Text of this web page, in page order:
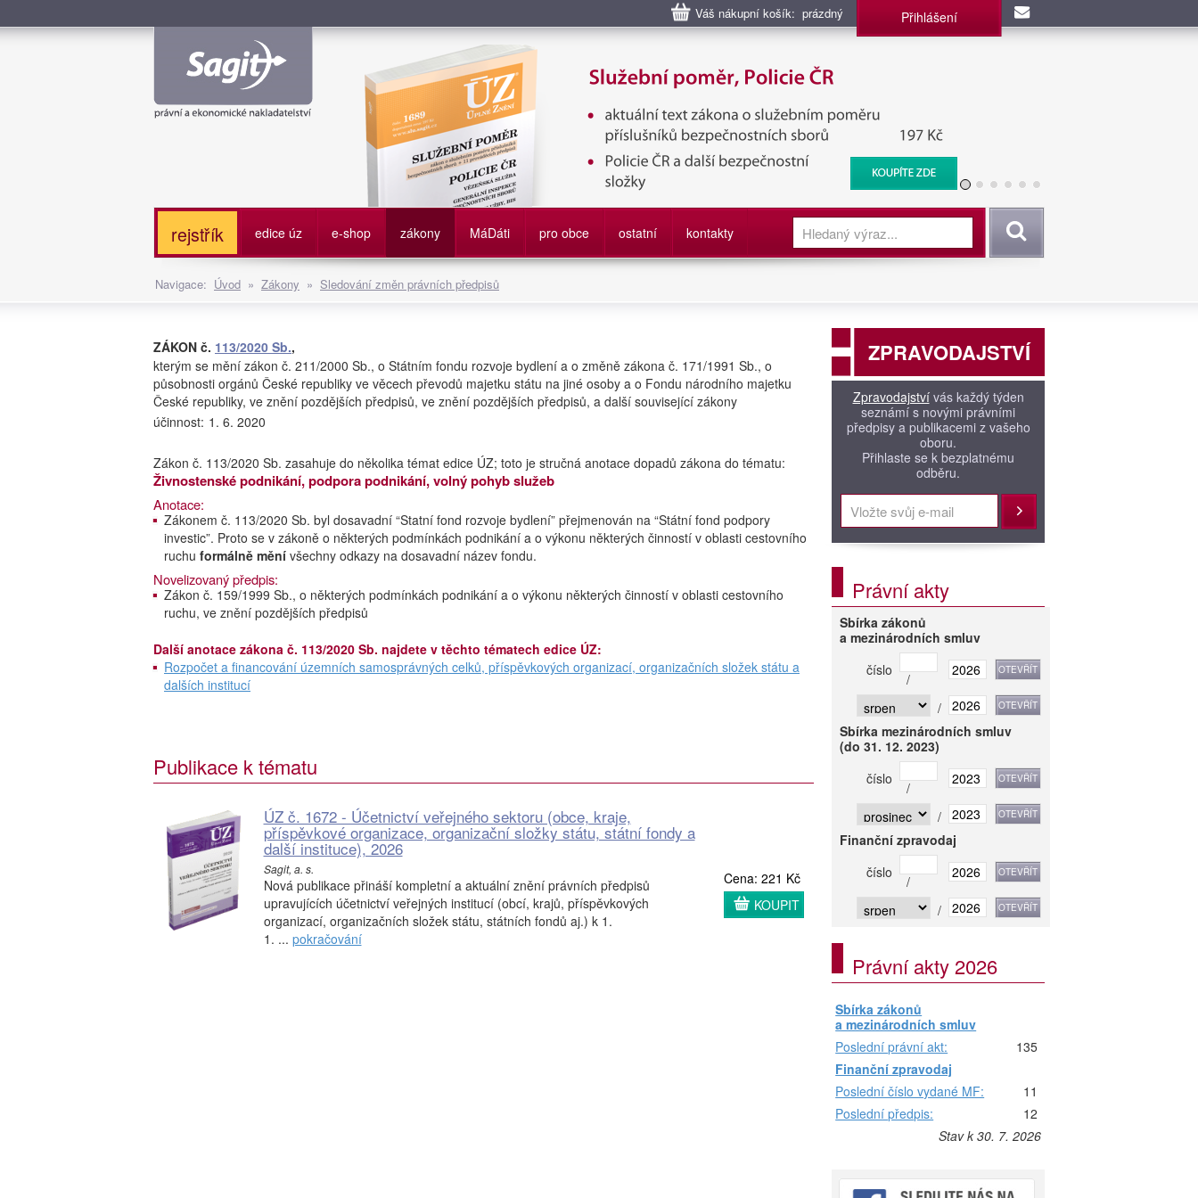
Váš nákupní košík: prázdný Přihlášení
Služební poměr příslušníků bezpečnostních sborů, Policie ČR, Vězeňská služba, BIS, Zpravodajské
služby
rejstřík edice úz e-shop zákony MáDáti pro obce ostatní kontakty Vyhledat
Navigace: Úvod » Zákony » Sledování změn právních předpisů
ZÁKON č. 113/2020 Sb.,
kterým se mění zákon č. 211/2000 Sb., o Státním fondu rozvoje bydlení a o změně zákona č. 171/1991 Sb., o
působnosti orgánů České republiky ve věcech převodů majetku státu na jiné osoby a o Fondu národního majetku
České republiky, ve znění pozdějších předpisů, ve znění pozdějších předpisů, a další související zákony
účinnost: 1. 6. 2020
Zákon č. 113/2020 Sb. zasahuje do několika témat edice ÚZ; toto je stručná anotace dopadů zákona do tématu:
Živnostenské podnikání, podpora podnikání, volný pohyb služeb
Anotace:
Zákonem č. 113/2020 Sb. byl dosavadní “Statní fond rozvoje bydlení” přejmenován na “Státní fond podpory
investic”. Proto se v zákoně o některých podmínkách podnikání a o výkonu některých činností v oblasti cestovního
ruchu formálně mění všechny odkazy na dosavadní název fondu.
Novelizovaný předpis:
Zákon č. 159/1999 Sb., o některých podmínkách podnikání a o výkonu některých činností v oblasti cestovního
ruchu, ve znění pozdějších předpisů
Další anotace zákona č. 113/2020 Sb. najdete v těchto tématech edice ÚZ:
Rozpočet a financování územních samosprávných celků, příspěvkových organizací, organizačních složek státu a
dalších institucí
Publikace k tématu
ÚZ č. 1672 - Účetnictví veřejného sektoru (obce, kraje,
příspěvkové organizace, organizační složky státu, státní fondy a
další instituce), 2026
Sagit, a. s.
Nová publikace přináší kompletní a aktuální znění právních předpisů
upravujících účetnictví veřejných institucí (obcí, krajů, příspěvkových
organizací, organizačních složek státu, státních fondů aj.) k 1.
1. ... pokračování
Cena: 221 Kč
KOUPIT
ZPRAVODAJSTVÍ
Zpravodajstvívás každý týden
seznámí s novými právními
předpisy a publikacemi z vašeho
oboru.
Přihlaste se k bezplatnému
odběru.
Přihlásit
Právní akty
Sbírka zákonů
a mezinárodních smluv
číslo
/
/
Sbírka mezinárodních smluv
(do 31. 12. 2023)
číslo
/
/
Finanční zpravodaj
číslo
/
/
Právní akty 2026
Sbírka zákonů
a mezinárodních smluv
Poslední právní akt:
135
Finanční zpravodaj
Poslední číslo vydané MF:
11
Poslední předpis:
12
Stav k 30. 7. 2026